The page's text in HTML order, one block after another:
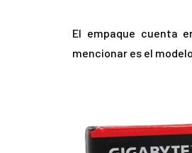
El empaque cuenta
mencionar es el